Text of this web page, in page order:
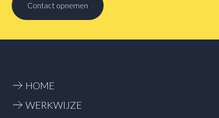
Contact opnemen
HOME
WERKWIJZE